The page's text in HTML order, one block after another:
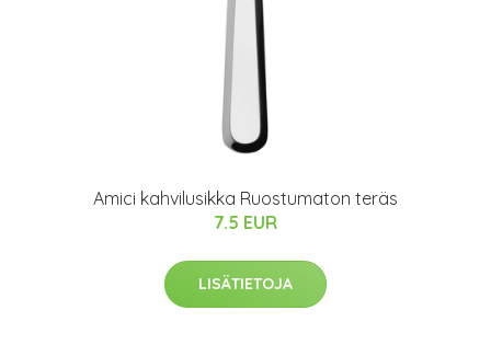
Amici kahvilusikka Ruostumaton teräs
7.5 EUR
LISÄTIETOJA